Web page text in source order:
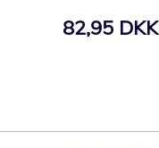
82,95 DKK